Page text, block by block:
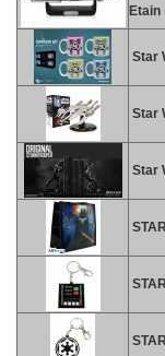
Etain
Star
Star
Star